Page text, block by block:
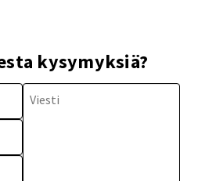
kysymyksiä?